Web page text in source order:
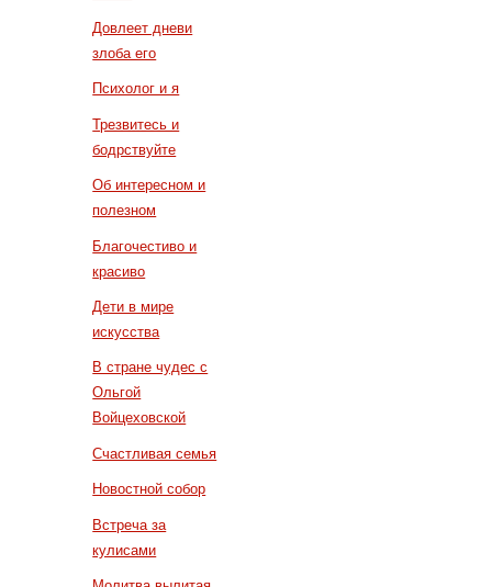
Довлеет дневи
злоба его
Психолог и я
Трезвитесь и
бодрствуйте
Об интересном и
полезном
Благочестиво и
красиво
Дети в мире
искусства
В стране чудес с
Ольгой
Войцеховской
Счастливая семья
Новостной собор
Встреча за
кулисами